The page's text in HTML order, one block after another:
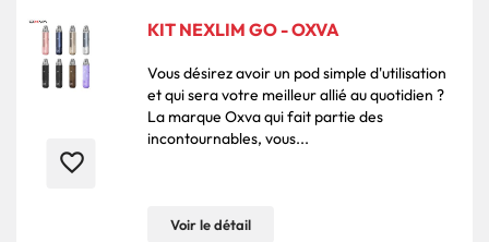
favorite_border
KIT NEXLIM GO - OXVA
Vous désirez avoir un pod simple d'utilisation
et qui sera votre meilleur allié au quotidien ?
La marque Oxva qui fait partie des
incontournables, vous...
Voir le détail